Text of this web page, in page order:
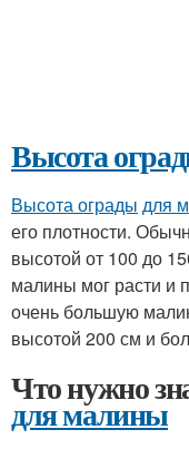
Высота
Высота ограды для
его плотности.
высотой от 100 до
малины мог расти и
очень большую
высотой 200 см и
Что нужно
для малины